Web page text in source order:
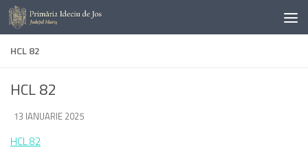
Skip to content
HCL 82
HCL 82
DE ·
13 IANUARIE 2025
HCL 82